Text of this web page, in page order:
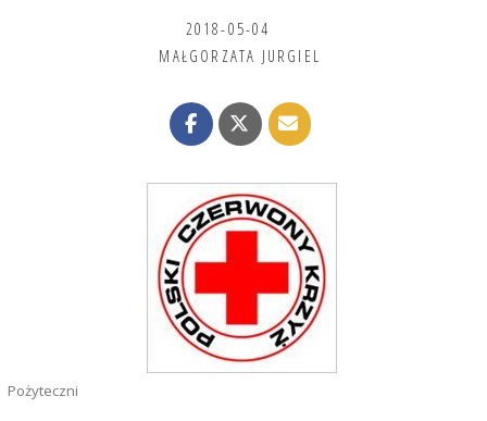
2018-05-04
MAŁGORZATA JURGIEL
Pożyteczni